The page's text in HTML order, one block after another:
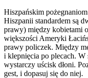
Hiszpańskim
Hiszpanii standardem są
prawy) między kobietami
większości Ameryki
prawy policzek. Między
i klepnięcia po plecach.
wystarczy uścisk dłoni.
gest, i dopasuj się do niej.